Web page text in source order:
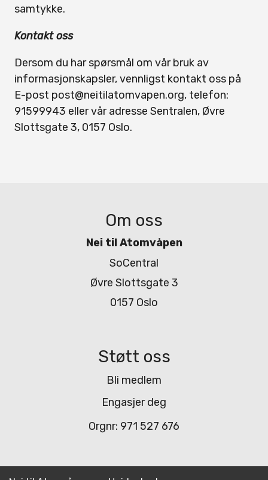
samtykke.
Kontakt oss
Dersom du har spørsmål om vår bruk av
informasjonskapsler, vennligst kontakt oss på
E-post post@neitilatomvapen.org, telefon:
91599943 eller vår adresse Sentralen, Øvre
Slottsgate 3, 0157 Oslo.
Om oss
Nei til Atomvåpen
SoCentral
Øvre Slottsgate 3
0157 Oslo
Støtt oss
Bli medlem
Engasjer deg
Orgnr: 971 527 676